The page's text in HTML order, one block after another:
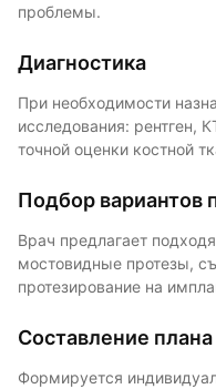
проблемы.
Диагностика
При необходимости
исследования: рентген,
точной оценки костной
Подбор вариантов
Врач предлагает
мостовидные протезы,
протезирование на
Составление
Формируется